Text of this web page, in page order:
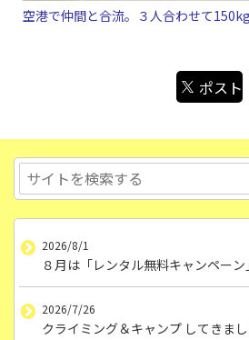
空港で仲間と合流。３人合わせて
ポスト
2026/8/1
８月は「レンタル無料キャンペーン」
2026/7/26
クライミング＆キャンプ してきま